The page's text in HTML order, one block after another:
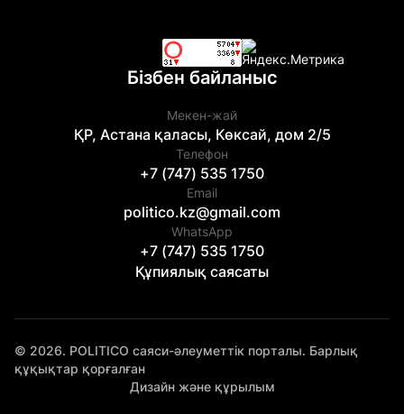
Бізбен байланыс
Мекен-жай
ҚР, Астана қаласы, Көксай, дом 2/5
Телефон
+7 (747) 535 1750
Email
politico.kz@gmail.com
WhatsApp
+7 (747) 535 1750
Құпиялық саясаты
© 2026. POLITICO саяси-әлеуметтік порталы. Барлық
құқықтар қорғалған
Дизайн және құрылым